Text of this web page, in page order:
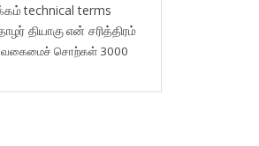
technical terms
தியாகுஎன் சரித்திரம்
வகைமைச் சொற்கள் 3000